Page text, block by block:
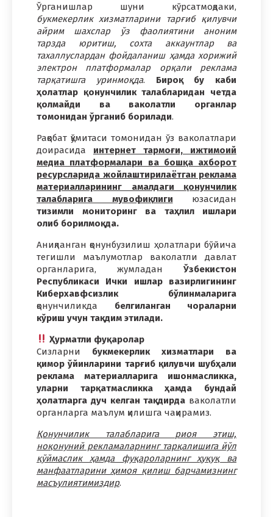
Ўрганишлар шуни кўрсатмоқдаки,
букмекерлик хизматларини тарғиб қилувчи
айрим шахслар ўз фаолиятини аноним
тарзда юритиш, сохта аккаунтлар ва
тахаллуслардан фойдаланиш ҳамда хорижий
электрон платформалар орқали реклама
тарқатишга уринмоқда. Бироқ бу каби
ҳолатлар қонунчилик талабларидан четда
қолмайди ва ваколатли органлар
томонидан ўрганиб борилади.
Рақобат қўмитаси томонидан ўз ваколатлари
доирасида интернет тармоғи, ижтимоий
медиа платформалари ва бошқа ахборот
ресурсларида жойлаштирилаётган реклама
материалларининг амалдаги қонунчилик
талабларига мувофиқлиги юзасидан
тизимли мониторинг ва таҳлил ишлари
олиб борилмоқда.
Аниқланган қонунбузилиш ҳолатлари бўйича
тегишли маълумотлар ваколатли давлат
органларига, жумладан Ўзбекистон
Республикаси Ички ишлар вазирлигининг
Киберхавфсизлик бўлинмаларига
қонунчиликда белгиланган чораларни
кўриш учун тақдим этилади.
Ҳурматли фуқаролар
Сизларни букмекерлик хизматлари ва
қимор ўйинларини тарғиб қилувчи шубҳали
реклама материалларига ишонмасликка,
уларни тарқатмасликка ҳамда бундай
ҳолатларга дуч келган тақдирда ваколатли
органларга маълум қилишга чақирамиз.
Қонунчилик талабларига риоя этиш,
ноқонуний рекламаларнинг тарқалишига йўл
қўймаслик ҳамда фуқароларнинг ҳуқуқ ва
манфаатларини ҳимоя қилиш барчамизнинг
масъулиятимиздир.